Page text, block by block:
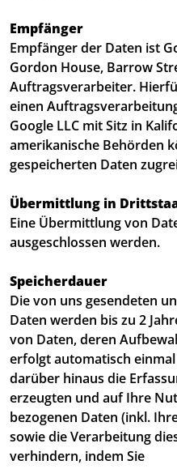
Empfänger
Empfänger der Daten ist
Gordon House, Barrow
Auftragsverarbeiter.
einen
Google LLC mit Sitz in
amerikanische Behörden
gespeicherten Daten
Übermittlung in
Eine Übermittlung von
ausgeschlossen werden.
Speicherdauer
Die von uns gesendeten
Daten werden bis zu 2
von Daten, deren
erfolgt automatisch
darüber hinaus die
erzeugten und auf Ihre
bezogenen Daten (inkl.
sowie die Verarbeitung
verhindern, indem Sie